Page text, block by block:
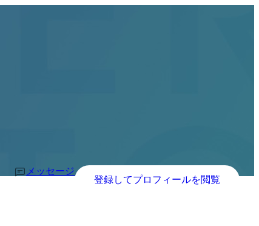
メッセージ
登録してプロフィールを閲覧